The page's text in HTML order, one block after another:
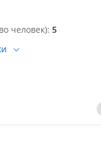
человек) 5